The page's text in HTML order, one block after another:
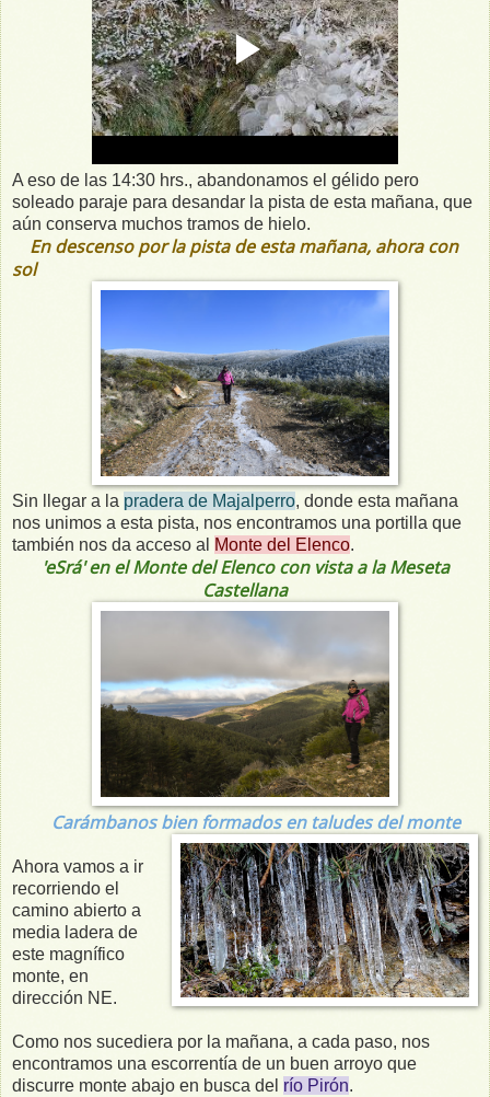
A eso de las 14:30 hrs., abandonamos el gélido pero
soleado paraje para desandar la pista de esta mañana, que
aún conserva muchos tramos de hielo.
En descenso por la pista de esta mañana, ahora con
sol
Sin llegar a la pradera de Majalperro, donde esta mañana
nos unimos a esta pista, nos encontramos una portilla que
también nos da acceso al
Monte del Elenco.
'eSrá' en el Monte del Elenco con vista a la Meseta
Castellana
Carámbanos bien formados en taludes del monte
Ahora vamos a ir
recorriendo el
camino abierto a
media ladera de
este magnífico
monte, en
dirección NE.
Como nos sucediera por la mañana, a cada paso, nos
encontramos una escorrentía de un buen arroyo que
discurre monte abajo en busca del río Pirón.